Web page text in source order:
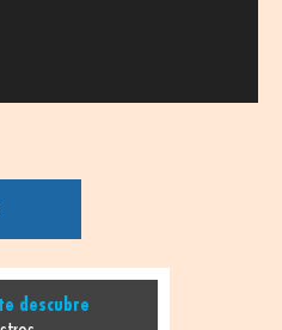
descubre